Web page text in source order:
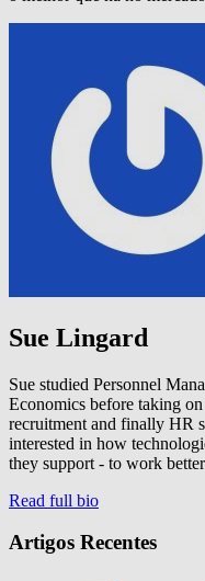
Sue Lingard
Sue studied Personnel
Economics before taking
recruitment and finally HR
interested in how
they support - to work
Read full bio
Artigos Recentes